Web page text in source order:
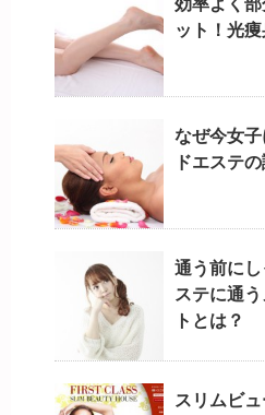
ット！光
なぜ今女
ドエステ
通う前に
ステに通
トとは？
スリムビ